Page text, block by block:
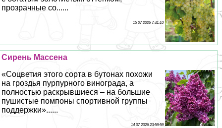
прозрачные со......
15 07 2026 7:31:10
Сирень Массена
«Соцветия этого сорта в бутонах похожи
на гроздья пурпурного винограда, а
полностью раскрывшиеся – на большие
пушистые помпоны спортивной группы
поддержки»......
14 07 2026 23:59:59